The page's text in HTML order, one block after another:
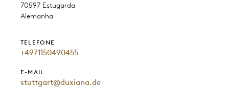
70597 Estugarda
Alemanha
TELEFONE
+4971150490455
E-MAIL
stuttgart@duxiana.de